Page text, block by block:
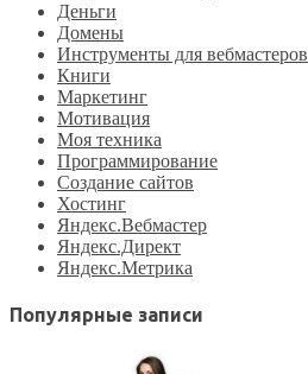
Деньги
Домены
Инструменты для вебмастеров
Книги
Маркетинг
Мотивация
Моя техника
Программирование
Создание сайтов
Хостинг
Яндекс.Вебмастер
Яндекс.Директ
Яндекс.Метрика
Популярные записи